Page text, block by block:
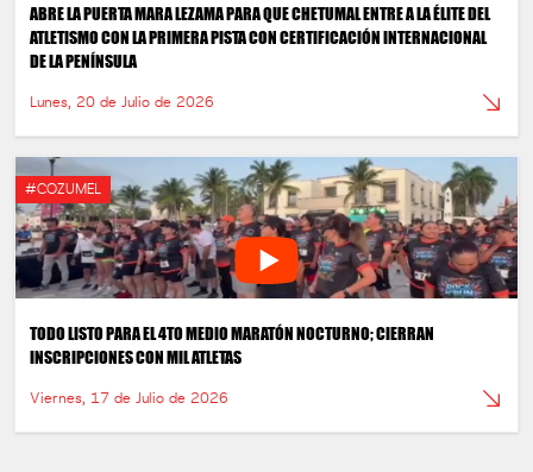
ABRE LA PUERTA MARA LEZAMA PARA QUE CHETUMAL ENTRE A LA ÉLITE DEL
ATLETISMO CON LA PRIMERA PISTA CON CERTIFICACIÓN INTERNACIONAL
DE LA PENÍNSULA
Lunes, 20 de Julio de 2026
#COZUMEL
TODO LISTO PARA EL 4TO MEDIO MARATÓN NOCTURNO; CIERRAN
INSCRIPCIONES CON MIL ATLETAS
Viernes, 17 de Julio de 2026